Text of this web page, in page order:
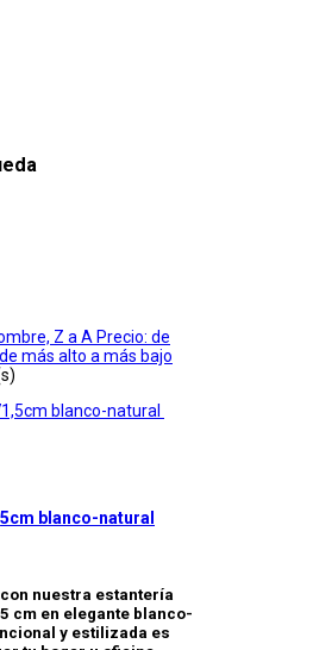
Z a A Precio: de
más alto a más bajo
blanco-natural
nuestra estantería
cm en elegante blanco-
y estilizada es